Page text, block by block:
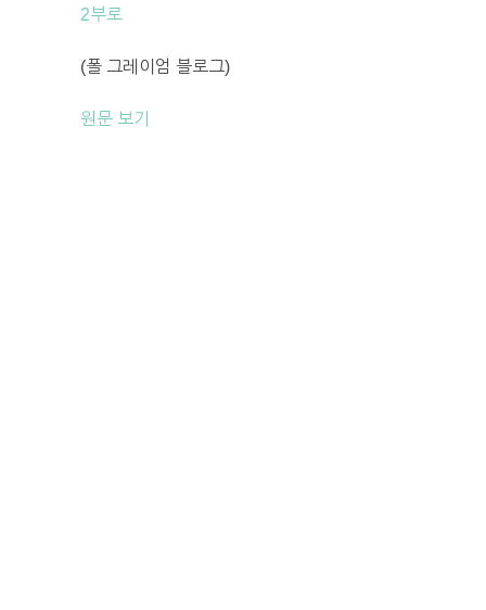
2부로
(폴 그레이엄 블로그)
원문 보기